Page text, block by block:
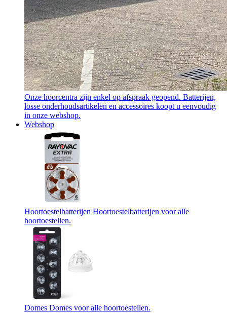
Onze hoorcentra zijn enkel op afspraak geopend. Batterijen,
losse onderhoudsartikelen en accessoires koopt u eenvoudig
in onze webshop.
Webshop
Hoortoestelbatterijen Hoortoestelbatterijen voor alle
hoortoestellen.
Domes Domes voor alle hoortoestellen.